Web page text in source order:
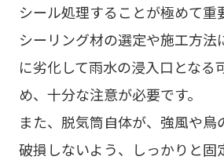
シール処理することが極めて重
シーリング材の選定や施工方法
に劣化して雨水の浸入口となる
め、十分な注意が必要です。
また、脱気筒自体が、強風や鳥
破損しないよう、しっかりと固